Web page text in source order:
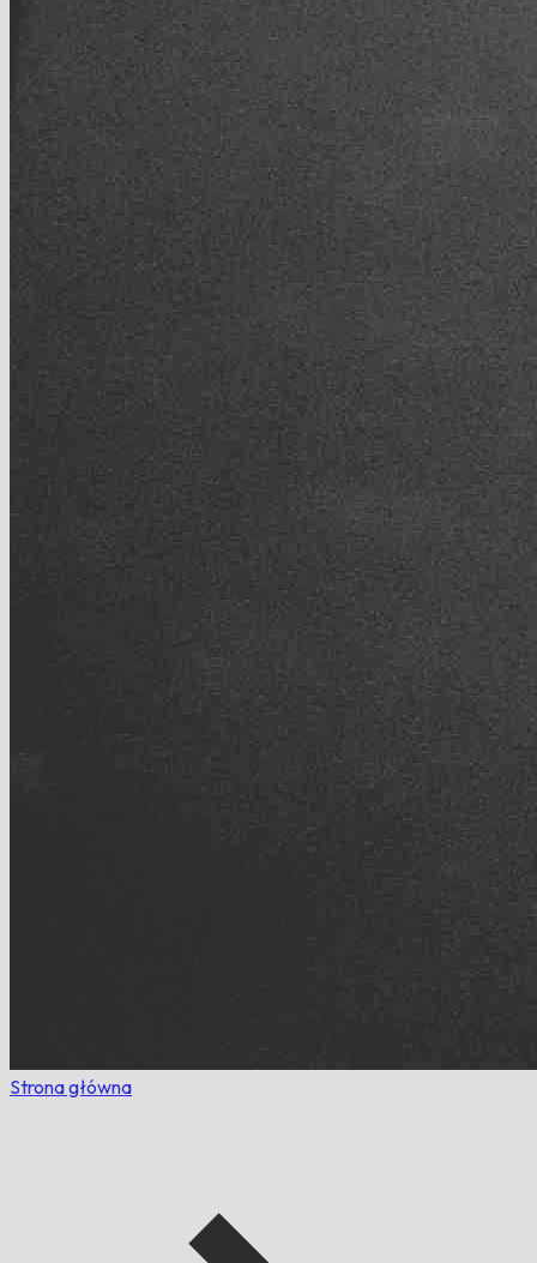
Strona główna